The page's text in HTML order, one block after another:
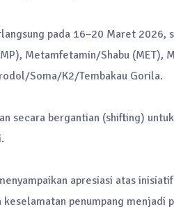
pada 16–20 Maret
Metamfetamin/Shabu (MET),
Soma/K2/Tembakau Gorila.
secara bergantian (shifting)
apresiasi atas
penumpang menjadi